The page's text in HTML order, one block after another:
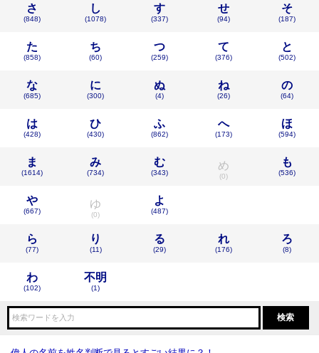
さ
(848)
し
(1078)
す
(337)
せ
(94)
そ
(187)
た
(858)
ち
(60)
つ
(259)
て
(376)
と
(502)
な
(685)
に
(300)
ぬ
(4)
ね
(26)
の
(64)
は
(428)
ひ
(430)
ふ
(862)
へ
(173)
ほ
(594)
ま
(1614)
み
(734)
む
(343)
め
(0)
も
(536)
や
(667)
ゆ
(0)
よ
(487)
ら
(77)
り
(11)
る
(29)
れ
(176)
ろ
(8)
わ
(102)
不明
(1)